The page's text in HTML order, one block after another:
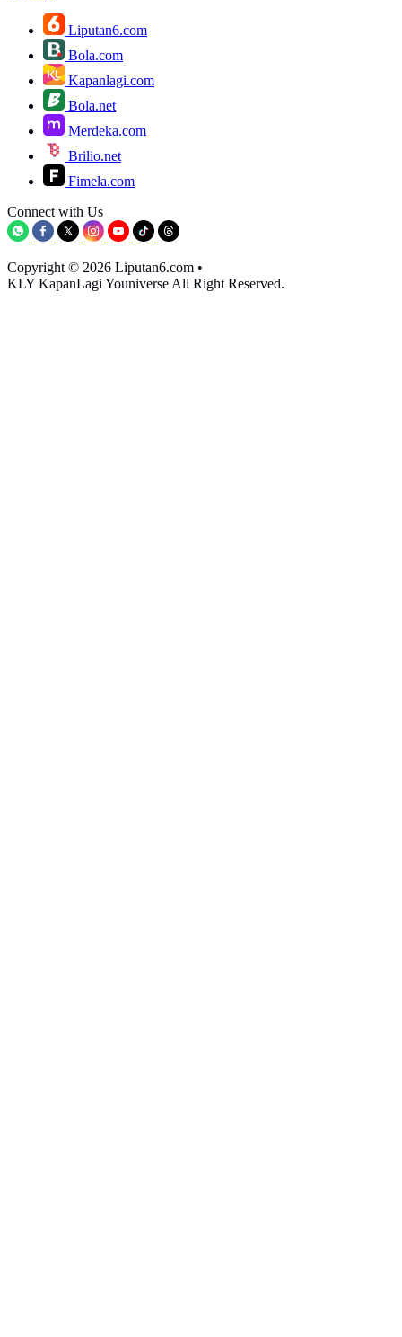
Liputan6.com
Bola.com
Kapanlagi.com
Bola.net
Merdeka.com
Brilio.net
Fimela.com
Connect with Us
Copyright © 2026 Liputan6.com •
KLY KapanLagi Youniverse All Right Reserved.